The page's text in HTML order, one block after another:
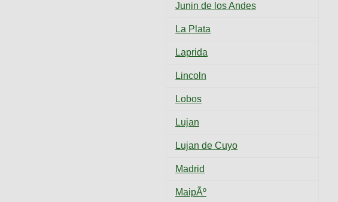
Junin de los Andes
La Plata
Laprida
Lincoln
Lobos
Lujan
Lujan de Cuyo
Madrid
MaipÃº